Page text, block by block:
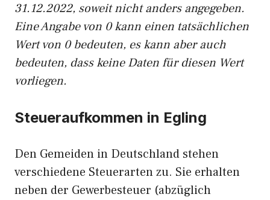
31.12.2022, soweit nicht anders angegeben.
Eine Angabe von 0 kann einen tatsächlichen
Wert von 0 bedeuten, es kann aber auch
bedeuten, dass keine Daten für diesen Wert
vorliegen.
Steueraufkommen in Egling
Den Gemeiden in Deutschland stehen
verschiedene Steuerarten zu. Sie erhalten
neben der Gewerbesteuer (abzüglich